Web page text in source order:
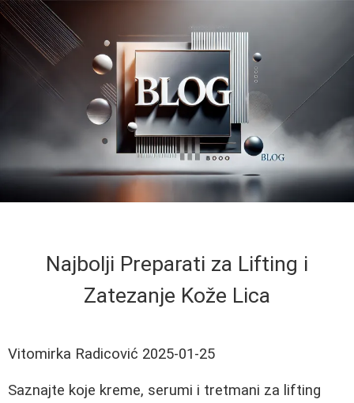
Najbolji Preparati za Lifting i
Zatezanje Kože Lica
Vitomirka Radicović 2025-01-25
Saznajte koje kreme, serumi i tretmani za lifting